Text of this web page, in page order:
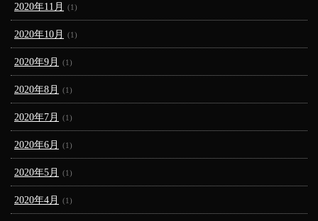
2020年11月 (1)
2020年10月 (1)
2020年9月 (1)
2020年8月 (1)
2020年7月 (1)
2020年6月 (1)
2020年5月 (1)
2020年4月 (1)